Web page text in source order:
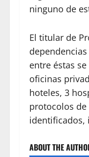
ninguno de
El titular de
entre éstas
oficinas
hoteles, 3
protocolos
identificados,
ABOUT THE